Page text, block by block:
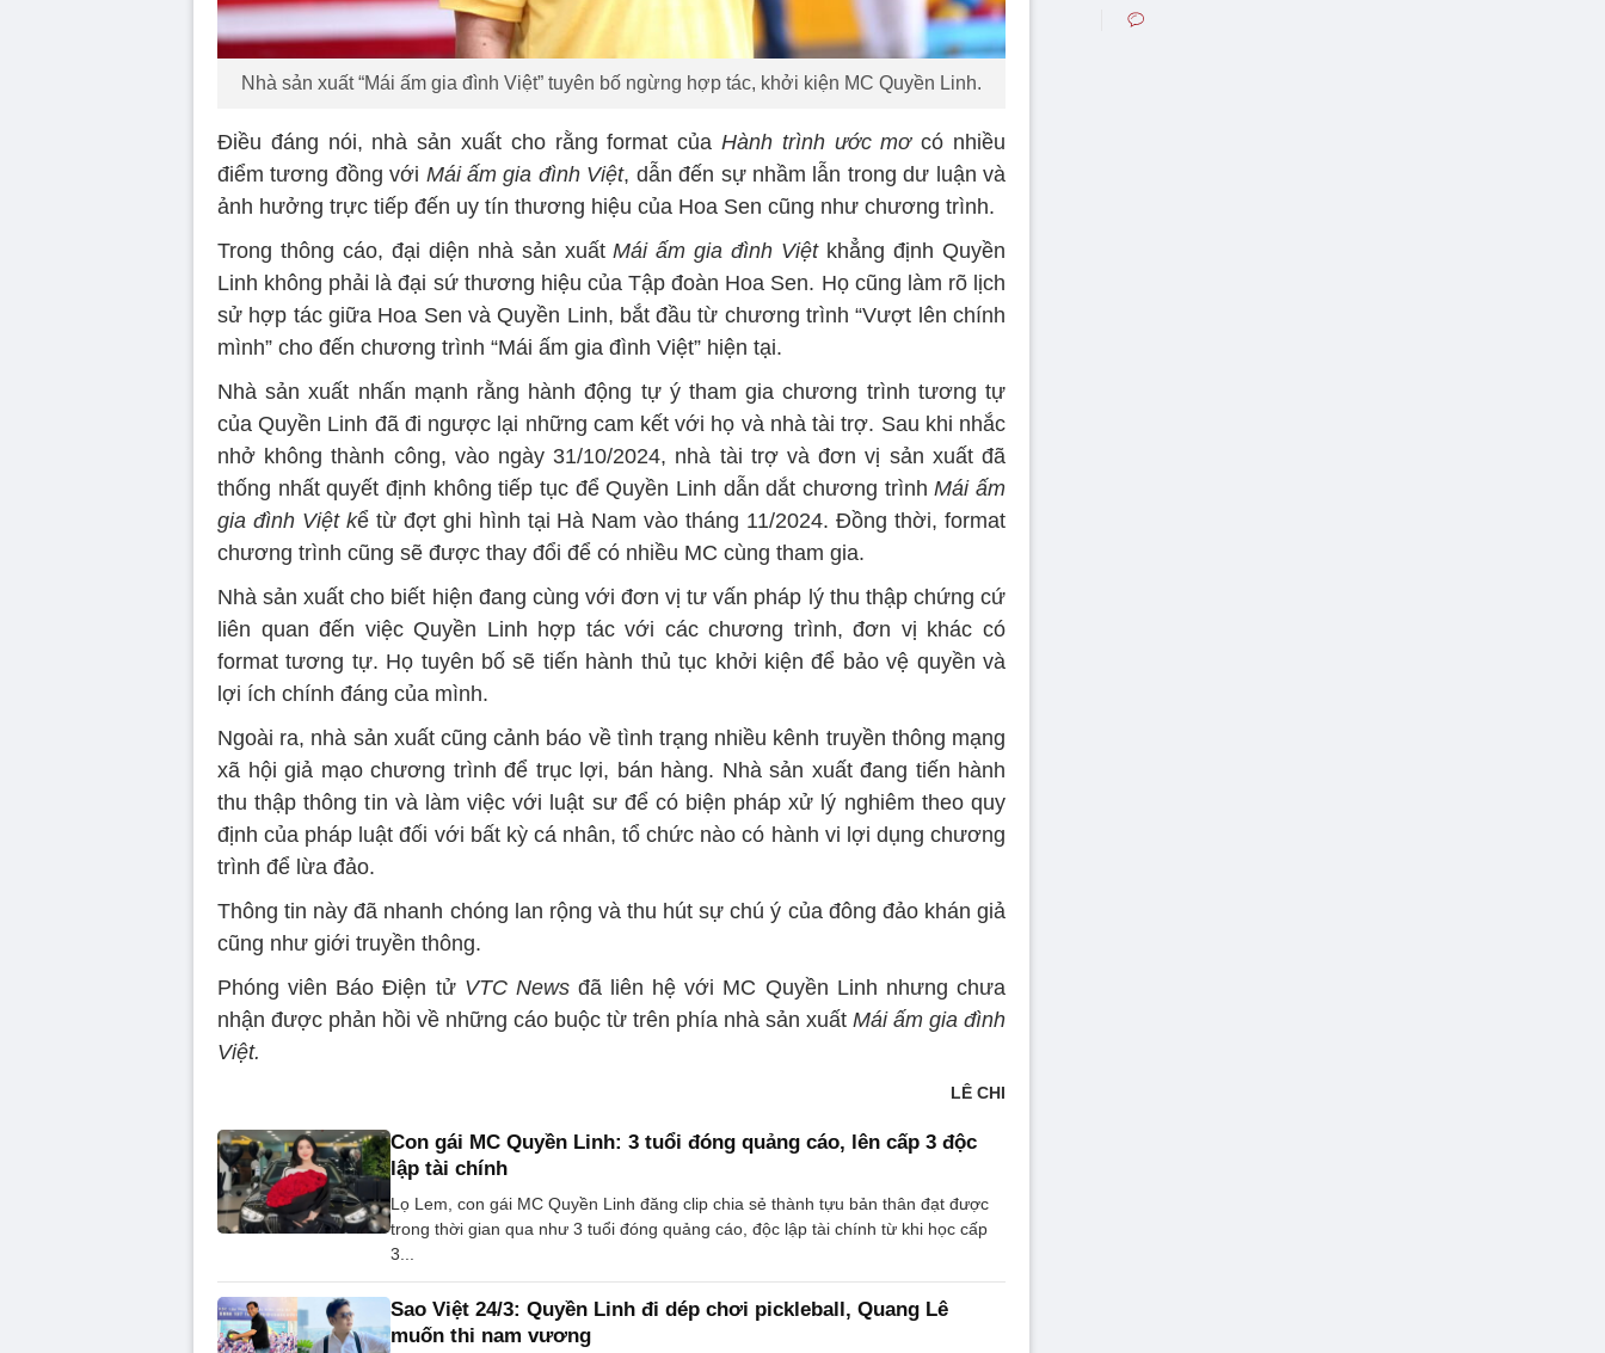
Nhà sản xuất “Mái ấm gia đình Việt” tuyên bố ngừng hợp tác, khởi kiện MC Quyền Linh.
Điều đáng nói, nhà sản xuất cho rằng format của Hành trình ước mơcó nhiều
điểm tương đồng với Mái ấm gia đình Việt, dẫn đến sự nhầm lẫn trong dư luận và
ảnh hưởng trực tiếp đến uy tín thương hiệu của Hoa Sen cũng như chương trình.
Trong thông cáo, đại diện nhà sản xuấtMái ấm gia đình Việtkhẳng định Quyền
Linh không phải là đại sứ thương hiệu của Tập đoàn Hoa Sen. Họ cũng làm rõ lịch
sử hợp tác giữa Hoa Sen và Quyền Linh, bắt đầu từ chương trình “Vượt lên chính
mình” cho đến chương trình “Mái ấm gia đình Việt” hiện tại.
Nhà sản xuất nhấn mạnh rằng hành động tự ý tham gia chương trình tương tự
của Quyền Linh đã đi ngược lại những cam kết với họ và nhà tài trợ. Sau khi nhắc
nhở không thành công, vào ngày 31/10/2024, nhà tài trợ và đơn vị sản xuất đã
thống nhất quyết định không tiếp tục để Quyền Linh dẫn dắt chương trình Mái ấm
gia đình Việt kể từ đợt ghi hình tại Hà Nam vào tháng 11/2024. Đồng thời, format
chương trình cũng sẽ được thay đổi để có nhiều MC cùng tham gia.
Nhà sản xuất cho biết hiện đang cùng với đơn vị tư vấn pháp lý thu thập chứng cứ
liên quan đến việc Quyền Linh hợp tác với các chương trình, đơn vị khác có
format tương tự. Họ tuyên bố sẽ tiến hành thủ tục khởi kiện để bảo vệ quyền và
lợi ích chính đáng của mình.
Ngoài ra, nhà sản xuất cũng cảnh báo về tình trạng nhiều kênh truyền thông mạng
xã hội giả mạo chương trình để trục lợi, bán hàng. Nhà sản xuất đang tiến hành
thu thập thông tin và làm việc với luật sư để có biện pháp xử lý nghiêm theo quy
định của pháp luật đối với bất kỳ cá nhân, tổ chức nào có hành vi lợi dụng chương
trình để lừa đảo.
Thông tin này đã nhanh chóng lan rộng và thu hút sự chú ý của đông đảo khán giả
cũng như giới truyền thông.
Phóng viên Báo Điện tử VTC Newsđã liên hệ với MC Quyền Linh nhưng chưa
nhận được phản hồi về những cáo buộc từ trên phía nhà sản xuất Mái ấm gia đình
Việt.
LÊ CHI
Con gái MC Quyền Linh: 3 tuổi đóng quảng cáo, lên cấp 3 độc
lập tài chính
Lọ Lem, con gái MC Quyền Linh đăng clip chia sẻ thành tựu bản thân đạt được
trong thời gian qua như 3 tuổi đóng quảng cáo, độc lập tài chính từ khi học cấp
3...
Sao Việt 24/3: Quyền Linh đi dép chơi pickleball, Quang Lê
muốn thi nam vương